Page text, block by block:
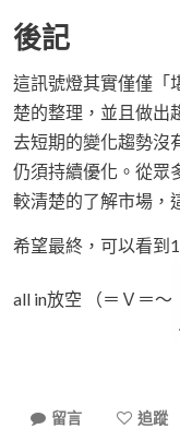
後記
這訊號燈其實僅僅「
楚的整理，並且做出
去短期的變化趨勢沒
仍須持續優化。從眾
較清楚的了解市場，
希望最終，可以看到
all in放空 （＝Ｖ＝～
留言 追蹤